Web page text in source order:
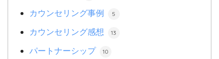
カウンセリング事例 5
カウンセリング感想 13
パートナーシップ 10